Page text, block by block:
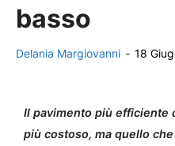
basso
Delania Margiovanni - 18
Il pavimento più efficiente
più costoso, ma quello